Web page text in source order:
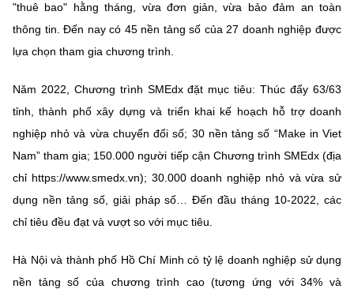
"thuê bao" hằng tháng, vừa đơn giản, vừa bảo đảm an toàn
thông tin. Đến nay có 45 nền tảng số của 27 doanh nghiệp được
lựa chọn tham gia chương trình.
Năm 2022, Chương trình SMEdx đặt mục tiêu: Thúc đẩy 63/63
tỉnh, thành phố xây dựng và triển khai kế hoạch hỗ trợ doanh
nghiệp nhỏ và vừa chuyển đổi số; 30 nền tảng số “Make in Viet
Nam” tham gia; 150.000 người tiếp cận Chương trình SMEdx (địa
chỉ https://www.smedx.vn); 30.000 doanh nghiệp nhỏ và vừa sử
dụng nền tảng số, giải pháp số… Đến đầu tháng 10-2022, các
chỉ tiêu đều đạt và vượt so với mục tiêu.
Hà Nội và thành phố Hồ Chí Minh có tỷ lệ doanh nghiệp sử dụng
nền tảng số của chương trình cao (tương ứng với 34% và